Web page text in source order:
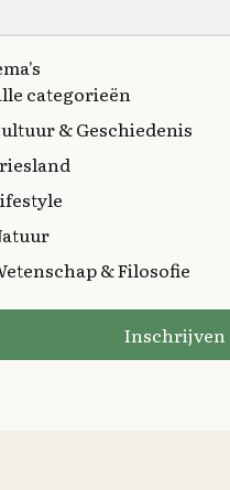
categorieën
& Geschiedenis
& Filosofie
Inschrijven